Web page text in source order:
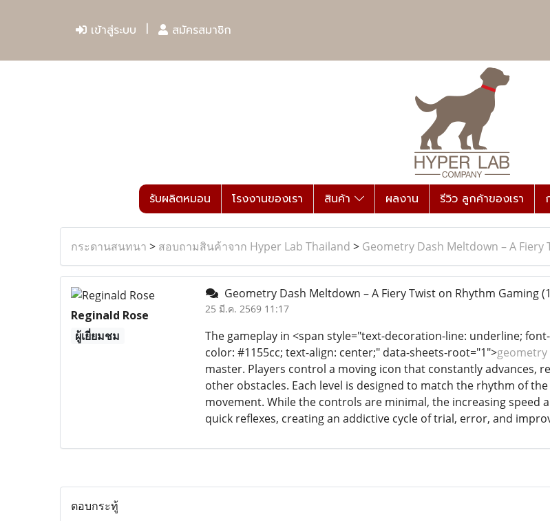
เข้าสู่ระบบ สมัครสมาชิก
รับผลิตหมอน โรงงานของเรา สินค้า ผลงาน รีวิว ลูกค้าของเรา
กระดานสนทนา > สอบถามสินค้าจาก Hyper Lab Thailand > Geometry Dash Meltdown – A
Reginald Rose
ผู้เยี่ยมชม
Geometry Dash Meltdown – A Fiery Twist on Rhythm Gaming
25 มี.ค. 2569 11:17
The gameplay in <span style="text-decoration-line: underline;
color: #1155cc; text-align: center;" data-sheets-root="1">geometry
master. Players control a moving icon that constantly advances,
other obstacles. Each level is designed to match the rhythm of
movement. While the controls are minimal, the increasing speed
quick reflexes, creating an addictive cycle of trial, error, and
ตอบกระทู้